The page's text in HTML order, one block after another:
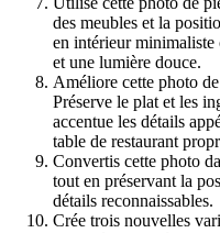
des meubles et la
en intérieur minimaliste
et une lumière douce.
Améliore cette photo
Préserve le plat et les
accentue les détails
table de restaurant
Convertis cette photo
tout en préservant la
détails reconnaissables.
Crée trois nouvelles